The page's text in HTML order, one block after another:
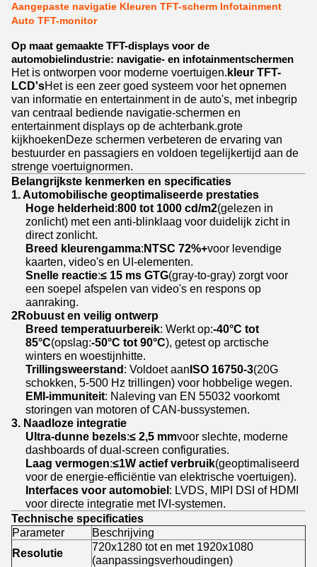
Aangepaste navigatie Kleuren TFT-scherm Infotainment
Auto TFT-monitor
Op maat gemaakte TFT-displays voor de
automobielindustrie: navigatie- en infotainmentschermen
Het is ontworpen voor moderne voertuigen.kleur TFT-
LCD'sHet is een zeer goed systeem voor het opnemen
van informatie en entertainment in de auto's, met inbegrip
van centraal bediende navigatie-schermen en
entertainment displays op de achterbank.grote
kijkhoekenDeze schermen verbeteren de ervaring van
bestuurder en passagiers en voldoen tegelijkertijd aan de
strenge voertuignormen.
Belangrijkste kenmerken en specificaties
1. Automobilische geoptimaliseerde prestaties
Hoge helderheid:800 tot 1000 cd/m2(gelezen in
zonlicht) met een anti-blinklaag voor duidelijk zicht in
direct zonlicht.
Breed kleurengamma:NTSC 72%+voor levendige
kaarten, video's en UI-elementen.
Snelle reactie:≤ 15 ms GTG(gray-to-gray) zorgt voor
een soepel afspelen van video's en respons op
aanraking.
2Robuust en veilig ontwerp
Breed temperatuurbereik: Werkt op:-40°C tot
85°C(opslag:-50°C tot 90°C), getest op arctische
winters en woestijnhitte.
Trillingsweerstand: Voldoet aanISO 16750-3(20G
schokken, 5-500 Hz trillingen) voor hobbelige wegen.
EMI-immuniteit: Naleving van EN 55032 voorkomt
storingen van motoren of CAN-bussystemen.
3. Naadloze integratie
Ultra-dunne bezels:≤ 2,5 mmvoor slechte, moderne
dashboards of dual-screen configuraties.
Laag vermogen:≤1W actief verbruik(geoptimaliseerd
voor de energie-efficiëntie van elektrische voertuigen).
Interfaces voor automobiel: LVDS, MIPI DSI of HDMI
voor directe integratie met IVI-systemen.
Technische specificaties
Parameter
Beschrijving
Resolutie
720x1280 tot en met 1920x1080
(aanpassingsverhoudingen)